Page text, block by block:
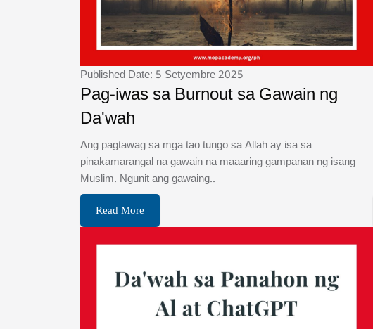
Published Date: 5 Setyembre 2025
Pag-iwas sa Burnout sa Gawain ng
Da'wah
Ang pagtawag sa mga tao tungo sa Allah ay isa sa
pinakamarangal na gawain na maaaring gampanan ng isang
Muslim. Ngunit ang gawaing..
Read More